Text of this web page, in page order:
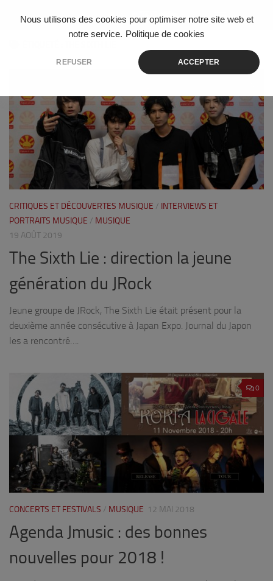
Nous utilisons des cookies pour optimiser notre site web et
notre service. Politique de cookies
REFUSER ACCEPTER
Skip to content
CRITIQUES ET DÉCOUVERTES MUSIQUE / INTERVIEWS ET
PORTRAITS MUSIQUE / MUSIQUE
19 AOÛT 2019
The Sixth Lie : direction la jeune
génération du JRock
Jeune groupe de JRock, The Sixth Lie était présent pour la
deuxième année consécutive à Japan Expo. Journal du Japon
les a rencontré….
0
CONCERTS ET FESTIVALS / MUSIQUE 12 MAI 2018
Agenda Jmusic : des bonnes
nouvelles pour 2018 !